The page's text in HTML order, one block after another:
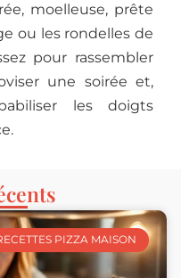
moelleuse, prête
ou les rondelles de
pour rassembler
une soirée et,
les doigts
PIZZA MAISON